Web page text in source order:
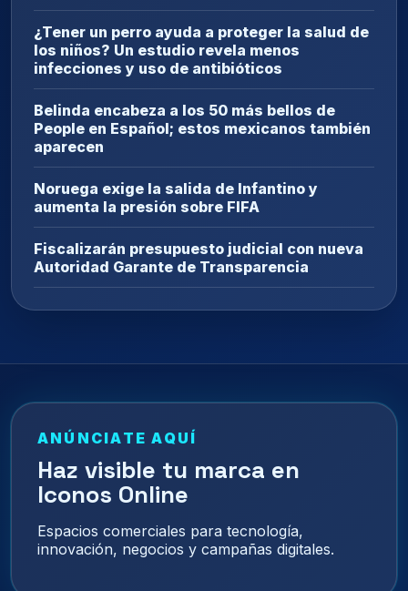
¿Tener un perro ayuda a proteger la salud de
los niños? Un estudio revela menos
infecciones y uso de antibióticos
Belinda encabeza a los 50 más bellos de
People en Español; estos mexicanos también
aparecen
Noruega exige la salida de Infantino y
aumenta la presión sobre FIFA
Fiscalizarán presupuesto judicial con nueva
Autoridad Garante de Transparencia
ANÚNCIATE AQUÍ
Haz visible tu marca en
Iconos Online
Espacios comerciales para tecnología,
innovación, negocios y campañas digitales.